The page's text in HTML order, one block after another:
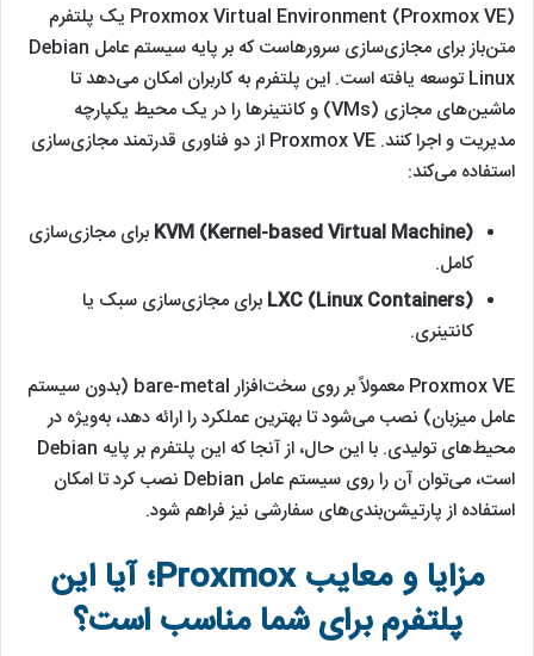
Proxmox Virtual Environment (Proxmox VE) یک پلتفرم
متن‌باز برای مجازی‌سازی سرورهاست که بر پایه سیستم عامل Debian
Linux توسعه یافته است. این پلتفرم به کاربران امکان می‌دهد تا
ماشین‌های مجازی (VMs) و کانتینرها را در یک محیط یکپارچه
مدیریت و اجرا کنند. Proxmox VE از دو فناوری قدرتمند مجازی‌سازی
استفاده می‌کند:
KVM (Kernel-based Virtual Machine) برای مجازی‌سازی
کامل.
LXC (Linux Containers) برای مجازی‌سازی سبک‌ یا
کانتینری.
Proxmox VE معمولاً بر روی سخت‌افزار bare-metal (بدون سیستم
عامل میزبان) نصب می‌شود تا بهترین عملکرد را ارائه دهد، به‌ویژه در
محیط‌های تولیدی. با این حال، از آنجا که این پلتفرم بر پایه Debian
است، می‌توان آن را روی سیستم عامل Debian نصب کرد تا امکان
استفاده از پارتیشن‌بندی‌های سفارشی نیز فراهم شود.
مزایا و معایب Proxmox؛ آیا این
پلتفرم برای شما مناسب است؟